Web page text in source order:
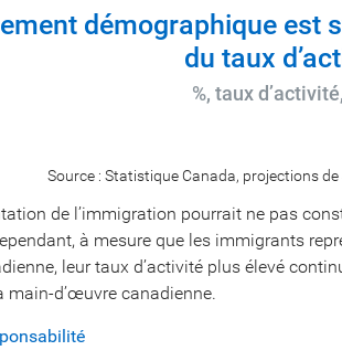
démographique est
du taux
%, taux
Source : Statistique Canada, projections
de l’immigration pourrait ne pas
à mesure que les immigrants
leur taux d’activité plus élevé
main-d’œuvre canadienne.